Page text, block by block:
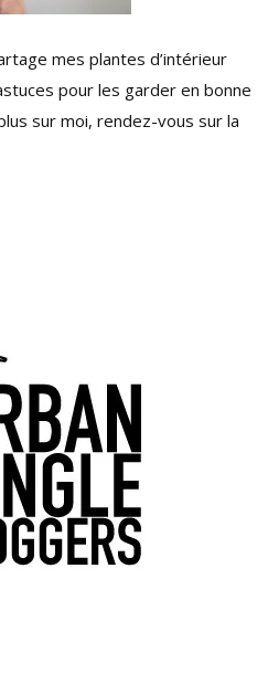
mes plantes d’intérieur
pour les garder en bonne
sur moi, rendez-vous sur la